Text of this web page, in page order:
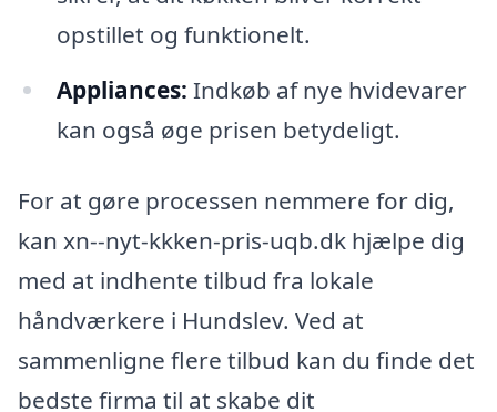
opstillet og funktionelt.
Appliances: Indkøb af nye hvidevarer
kan også øge prisen betydeligt.
For at gøre processen nemmere for dig,
kan xn--nyt-kkken-pris-uqb.dk hjælpe dig
med at indhente tilbud fra lokale
håndværkere i Hundslev. Ved at
sammenligne flere tilbud kan du finde det
bedste firma til at skabe dit